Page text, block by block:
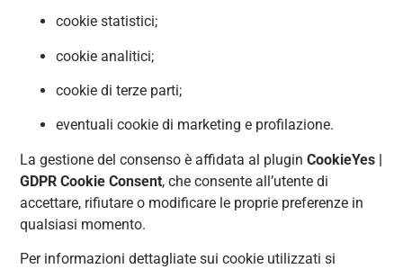
cookie statistici;
cookie analitici;
cookie di terze parti;
eventuali cookie di marketing e profilazione.
La gestione del consenso è affidata al pluginCookieYes |
GDPR Cookie Consent, che consente all’utente di
accettare, rifiutare o modificare le proprie preferenze in
qualsiasi momento.
Per informazioni dettagliate sui cookie utilizzati si